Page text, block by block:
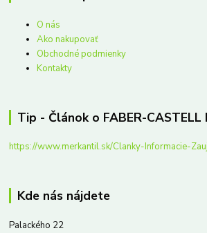
O nás
Ako nakupovať
Obchodné podmienky
Kontakty
Tip - Článok o FABER-
https://www.merkantil.sk/Clanky-Informacie-
Kde nás nájdete
Palackého 22